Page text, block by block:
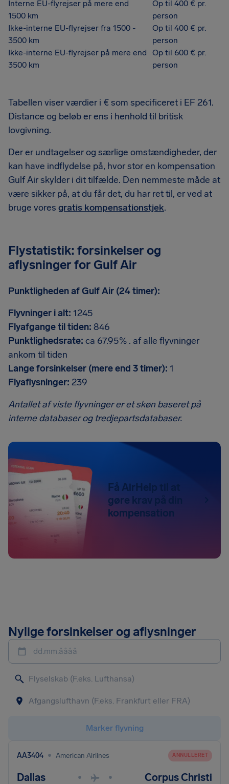
Interne EU-flyrejser på mere end
1500 km
Op til 400 € pr.
person
Ikke-interne EU-flyrejser fra 1500 -
3500 km
Op til 400 € pr.
person
Ikke-interne EU-flyrejser på mere end
3500 km
Op til 600 € pr.
person
Tabellen viser værdier i € som specificeret i EF 261.
Distance og beløb er ens i henhold til britisk
lovgivning.
Der er undtagelser og særlige omstændigheder, der
kan have indflydelse på, hvor stor en kompensation
Gulf Air skylder i dit tilfælde. Den nemmeste måde at
være sikker på, at du får det, du har ret til, er ved at
bruge vores gratis kompensationstjek.
Flystatistik: forsinkelser og
aflysninger for Gulf Air
Punktligheden af Gulf Air (24 timer):
Flyvninger i alt: 1245
Flyafgange til tiden: 846
Punktlighedsrate: ca 67.95% . af alle flyvninger
ankom til tiden
Lange forsinkelser (mere end 3 timer): 1
Flyaflysninger: 239
Antallet af viste flyvninger er et skøn baseret på
interne databaser og tredjepartsdatabaser.
Få AirHelp til at
gøre krav på din
kompensation
Nylige forsinkelser og aflysninger
dd.mm.åååå
Marker flyvning
AA3404 • American Airlines ANNULLERET
Dallas • • Corpus Christi